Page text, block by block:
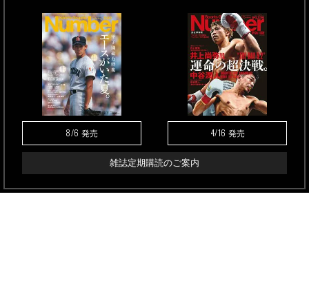
8/6 発売 4/16 発売
雑誌定期購読のご案内